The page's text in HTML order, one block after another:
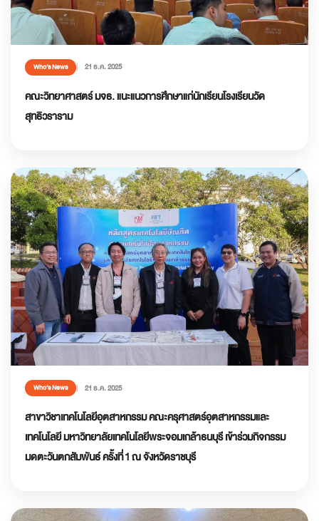
Who’s News 21 ธ.ค. 2025
คณะวิทยาศาสตร์ มจธ. แนะแนวการศึกษาแก่นักเรียนโรงเรียนวัด
สุทธิวราราม
Who’s News 21 ธ.ค. 2025
สาขาวิชาเทคโนโลยีอุตสาหกรรม คณะครุศาสตร์อุตสาหกรรมและ
เทคโนโลยี มหาวิทยาลัยเทคโนโลยีพระจอมเกล้าธนบุรี เข้าร่วมกิจกรรม
มดตะวันตกสัมพันธ์ ครั้งที่ 1 ณ จังหวัดราชบุรี